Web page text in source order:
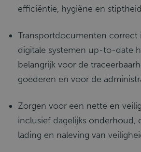
efficiëntie, hygiëne en
Transportdocumenten correct
digitale systemen up-to-date
belangrijk voor de
goederen en voor de
Zorgen voor een nette en
inclusief dagelijks onderhoud,
lading en naleving van